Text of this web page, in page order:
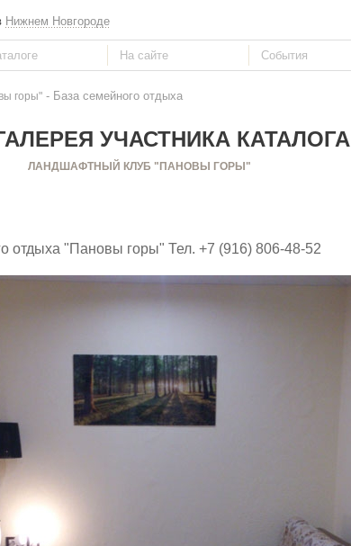
Нижнем Новгороде
горы" - База семейного отдыха
УЧАСТНИКА КАТАЛОГА
ЛАНДШАФТНЫЙ КЛУБ "ПАНОВЫ ГОРЫ"
отдыха "Пановы горы" Тел. +7 (916) 806-48-52